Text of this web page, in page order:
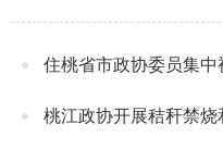
住桃省市政协委员集中视察 为桃江高
桃江政协开展秸秆禁烧和综合利